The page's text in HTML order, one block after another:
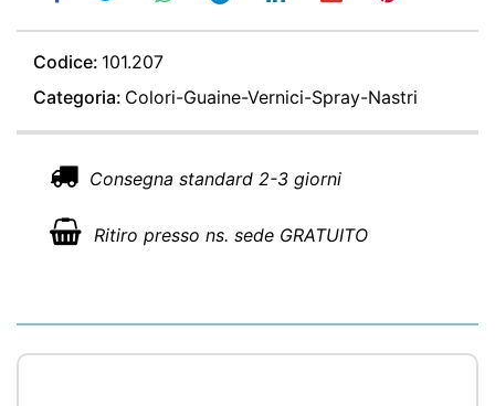
Codice: 101.207
Categoria: Colori-Guaine-Vernici-Spray-Nastri
Consegna standard 2-3 giorni
Ritiro presso ns. sede GRATUITO